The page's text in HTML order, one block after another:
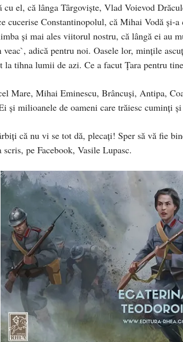
cu el, că lânga Târgoviște, Vlad Voievod
cucerise Constantinopolul, că Mihai Vodă și-
și mai ales viitorul nostru, că lângă ei au
adică pentru noi. Oasele lor, mințile
la tihna lumii de azi. Ce a facut Țara pentru
Mare, Mihai Eminescu, Brâncuși, Antipa,
și milioanele de oameni care trăiesc cuminți
că nu vi se tot dă, plecați! Sper să vă fie
scris, pe Facebook, Vasile Lupasc.